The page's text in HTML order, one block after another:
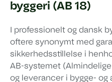
byggeri (AB 18)
I professionelt og dansk
oftere synonymt med
sikkerhedsstillelse i
AB-systemet
og leverancer i bygge-